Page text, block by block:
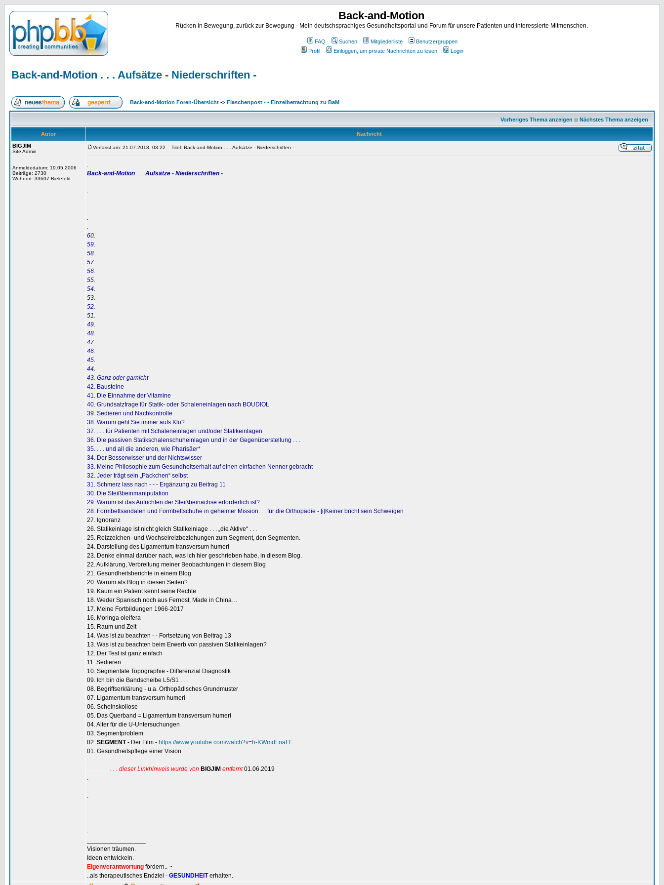
Back-and-Motion
Rücken in Bewegung, zurück zur Bewegung - Mein deutschsprachiges Gesundheitsportal und Forum für unsere Patienten und interessierte Mitmenschen.
FAQ Suchen Mitgliederliste
Benutzergruppen
Profil
Einloggen, um private Nachrichten zu lesen Login
Back-and-Motion . . . Aufsätze - Niederschriften -
Back-and-Motion Foren-Übersicht -> Flaschenpost - - Einzelbetrachtung zu BaM
Vorheriges Thema anzeigen :: Nächstes Thema anzeigen
Autor
Nachricht
BIGJIM
Site Admin
Anmeldedatum: 19.05.2006
Beiträge: 2730
Wohnort: 33607 Bielefeld
Verfasst am: 21.07.2018, 03:22 Titel: Back-and-Motion . . . Aufsätze - Niederschriften -
.
Back-and-Motion . . . Aufsätze - Niederschriften -
.
.
.
.
60.
59.
58.
57.
56.
55.
54.
53.
52.
51.
49.
48.
47.
46.
45.
44.
43. Ganz oder garnicht
42. Bausteine
41. Die Einnahme der Vitamine
40. Grundsatzfrage für Statik- oder Schaleneinlagen nach BOUDIOL
39. Sedieren und Nachkontrolle
38. Warum geht Sie immer aufs Klo?
37. . . . für Patienten mit Schaleneinlagen und/oder Statikeinlagen
36. Die passiven Statikschalenschuheinlagen und in der Gegenüberstellung . . .
35. . . . und all die anderen, wie Pharisäer*
34. Der Besserwisser und der Nichtswisser
33. Meine Philosophie zum Gesundheitserhalt auf einen einfachen Nenner gebracht
32. Jeder trägt sein „Päckchen“ selbst
31. Schmerz lass nach - - - Ergänzung zu Beitrag 11
30. Die Steißbeinmanipulation
29. Warum ist das Aufrichten der Steißbeinachse erforderlich ist?
28. Formbettsandalen und Formbettschuhe in geheimer Mission. . . für die Orthopädie - [i]Keiner bricht sein Schweigen
27. Ignoranz
26. Statikeinlage ist nicht gleich Statikeinlage . . . „die Aktive“ . . .
25. Reizzeichen- und Wechselreizbeziehungen zum Segment, den Segmenten.
24. Darstellung des Ligamentum transversum humeri
23. Denke einmal darüber nach, was ich hier geschrieben habe, in diesem Blog.
22. Aufklärung, Verbreitung meiner Beobachtungen in diesem Blog
21. Gesundheitsberichte in einem Blog
20. Warum als Blog in diesen Seiten?
19. Kaum ein Patient kennt seine Rechte
18. Weder Spanisch noch aus Fernost, Made in China…
17. Meine Fortbildungen 1966-2017
16. Moringa oleifera
15. Raum und Zeit
14. Was ist zu beachten - - Fortsetzung von Beitrag 13
13. Was ist zu beachten beim Erwerb von passiven Statikeinlagen?
12. Der Test ist ganz einfach
11. Sedieren
10. Segmentale Topographie - Differenzial Diagnostik
09. Ich bin die Bandscheibe L5/S1 . . .
08. Begriffserklärung - u.a. Orthopädisches Grundmuster
07. Ligamentum transversum humeri
06. Scheinskoliose
05. Das Querband = Ligamentum transversum humeri
04. Alter für die U-Untersuchungen
03. Segmentproblem
02. SEGMENT- Der Film - https://www.youtube.com/watch?v=h-KWmdLoaFE
01. Gesundheitspflege einer Vision
. . . dieser Linkhinweis wurde von BIGJIM entfernt01.06.2019
.
.
.
Visionen träumen.
Ideen entwickeln.
Eigenverantwortung fördern.. ~
..als therapeutisches Endziel - GESUNDHEITerhalten.